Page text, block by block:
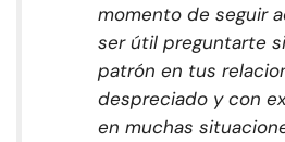
momento de seguir
ser útil preguntarte
patrón en tus
despreciado y con
en muchas